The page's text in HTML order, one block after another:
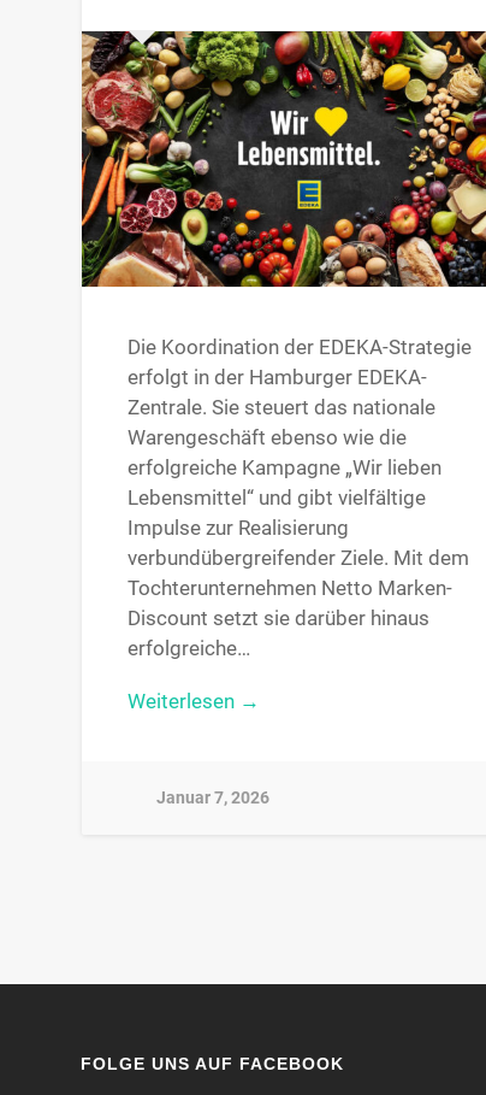
Die Koordination der EDEKA-Strategie
erfolgt in der Hamburger EDEKA-
Zentrale. Sie steuert das nationale
Warengeschäft ebenso wie die
erfolgreiche Kampagne „Wir lieben
Lebensmittel“ und gibt vielfältige
Impulse zur Realisierung
verbundübergreifender Ziele. Mit dem
Tochterunternehmen Netto Marken-
Discount setzt sie darüber hinaus
erfolgreiche…
Weiterlesen →
Januar 7, 2026
FOLGE UNS AUF FACEBOOK